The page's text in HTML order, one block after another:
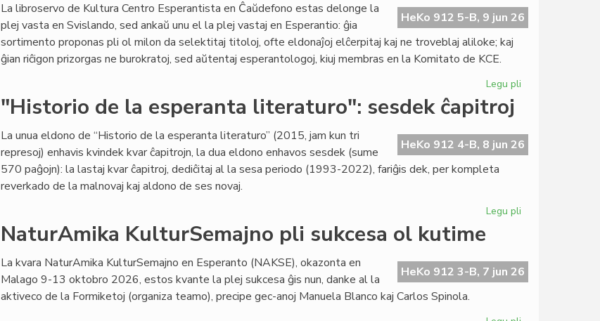
katalogado
plene
HeKo 912 5-B, 9 jun 26
La libroservo de Kultura Centro Esperantista en Ĉaŭdefono estas delonge la
plej vasta en Svislando, sed ankaŭ unu el la plej vastaj en Esperantio: ĝia
sortimento proponas pli ol milon da selektitaj titoloj, ofte eldonaĵoj elĉerpitaj kaj ne troveblaj aliloke; kaj
ĝian riĉigon prizorgas ne burokratoj, sed aŭtentaj esperantologoj, kiuj membras en la Komitato de KCE.
Legu pli
el
la
"Historio de la esperanta literaturo": sesdek ĉapitroj
HeKo 912 4-B, 8 jun 26
La unua eldono de “Historio de la esperanta literaturo” (2015, jam kun tri
represoj) enhavis kvindek kvar ĉapitrojn, la dua eldono enhavos sesdek (sume
570 paĝojn): la lastaj kvar ĉapitroj, dediĉitaj al la sesa periodo (1993-2022), fariĝis dek, per kompleta
reverkado de la malnovaj kaj aldono de ses novaj.
Legu pli
esperanta
literaturo":
NaturAmika KulturSemajno pli sukcesa ol kutime
HeKo 912 3-B, 7 jun 26
La kvara NaturAmika KulturSemajno en Esperanto (NAKSE), okazonta en
Malago 9-13 oktobro 2026, estos kvante la plej sukcesa ĝis nun, danke al la
aktiveco de la Formiketoj (organiza teamo), precipe gec-anoj Manuela Blanco kaj Carlos Spinola.